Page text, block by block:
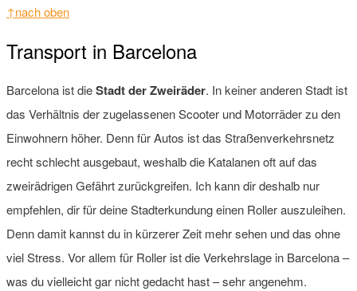
↑nach oben
Transport in Barcelona
Barcelona ist dieStadt der Zweiräder. In keiner anderen Stadt ist
das Verhältnis der zugelassenen Scooter und Motorräder zu den
Einwohnern höher. Denn für Autos ist das Straßenverkehrsnetz
recht schlecht ausgebaut, weshalb die Katalanen oft auf das
zweirädrigen Gefährt zurückgreifen. Ich kann dir deshalb nur
empfehlen, dir für deine Stadterkundung einen Roller auszuleihen.
Denn damit kannst du in kürzerer Zeit mehr sehen und das ohne
viel Stress. Vor allem für Roller ist die Verkehrslage in Barcelona –
was du vielleicht gar nicht gedacht hast – sehr angenehm.